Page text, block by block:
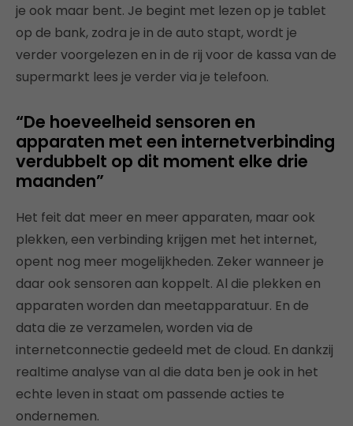
je ook maar bent. Je begint met lezen op je tablet
op de bank, zodra je in de auto stapt, wordt je
verder voorgelezen en in de rij voor de kassa van de
supermarkt lees je verder via je telefoon.
“De hoeveelheid sensoren en
apparaten met een internetverbinding
verdubbelt op dit moment elke drie
maanden”
Het feit dat meer en meer apparaten, maar ook
plekken, een verbinding krijgen met het internet,
opent nog meer mogelijkheden. Zeker wanneer je
daar ook sensoren aan koppelt. Al die plekken en
apparaten worden dan meetapparatuur. En de
data die ze verzamelen, worden via de
internetconnectie gedeeld met de cloud. En dankzij
realtime analyse van al die data ben je ook in het
echte leven in staat om passende acties te
ondernemen.